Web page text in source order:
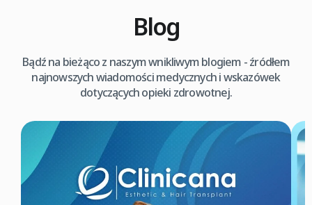
Blog
Bądź na bieżąco z naszym wnikliwym blogiem - źródłem
najnowszych wiadomości medycznych i wskazówek
dotyczących opieki zdrowotnej.